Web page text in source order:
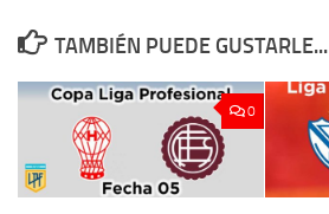
TAMBIÉN PUEDE GUSTARLE...
0